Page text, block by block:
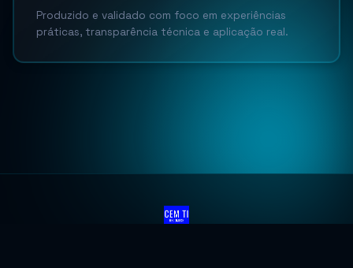
Produzido e validado com foco em experiências
práticas, transparência técnica e aplicação real.